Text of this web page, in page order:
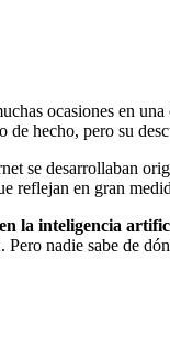
ocasiones en
hecho, pero su
se desarrollaban
reflejan en gran
la inteligencia
nadie sabe de